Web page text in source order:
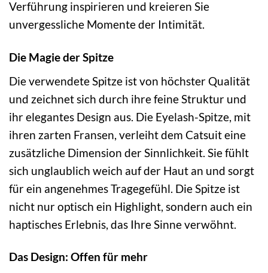
Verführung inspirieren und kreieren Sie
unvergessliche Momente der Intimität.
Die Magie der Spitze
Die verwendete Spitze ist von höchster Qualität
und zeichnet sich durch ihre feine Struktur und
ihr elegantes Design aus. Die Eyelash-Spitze, mit
ihren zarten Fransen, verleiht dem Catsuit eine
zusätzliche Dimension der Sinnlichkeit. Sie fühlt
sich unglaublich weich auf der Haut an und sorgt
für ein angenehmes Tragegefühl. Die Spitze ist
nicht nur optisch ein Highlight, sondern auch ein
haptisches Erlebnis, das Ihre Sinne verwöhnt.
Das Design: Offen für mehr